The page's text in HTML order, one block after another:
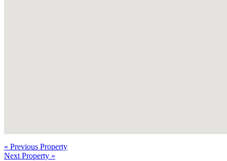
« Previous Property
Next Property »